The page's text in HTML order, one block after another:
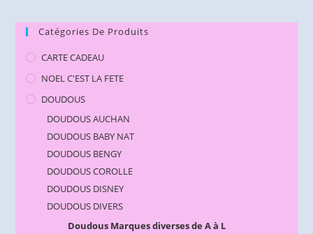
Catégories De Produits
CARTE CADEAU
NOEL C'EST LA FETE
DOUDOUS
DOUDOUS AUCHAN
DOUDOUS BABY NAT
DOUDOUS BENGY
DOUDOUS COROLLE
DOUDOUS DISNEY
DOUDOUS DIVERS
Doudous Marques diverses de A à L